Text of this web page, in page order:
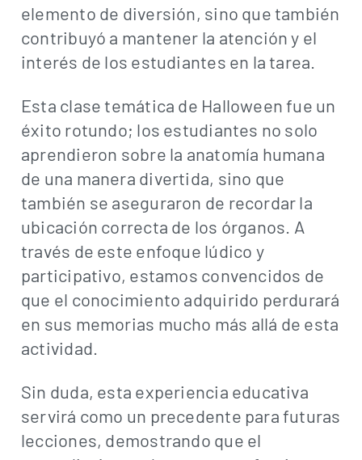
elemento de diversión, sino que también
contribuyó a mantener la atención y el
interés de los estudiantes en la tarea.
Esta clase temática de Halloween fue un
éxito rotundo; los estudiantes no solo
aprendieron sobre la anatomía humana
de una manera divertida, sino que
también se aseguraron de recordar la
ubicación correcta de los órganos. A
través de este enfoque lúdico y
participativo, estamos convencidos de
que el conocimiento adquirido perdurará
en sus memorias mucho más allá de esta
actividad.
Sin duda, esta experiencia educativa
servirá como un precedente para futuras
lecciones, demostrando que el